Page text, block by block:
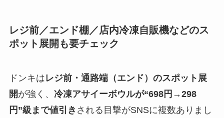
レジ前／エンド棚／店内冷凍自販機などのス
ポット展開も要チェック
ドンキはレジ前・通路端（エンド）のスポット展
開が強く、 冷凍アサイーボウルが“698円→298
円”級まで値引き される目撃がSNSに複数ありまし